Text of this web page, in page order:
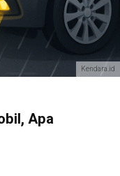
Kendara.id
Apa